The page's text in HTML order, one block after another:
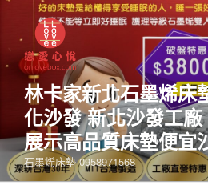
林卡家新北石墨烯床
化沙發 新北沙發工
展示高品質床墊便宜
石墨烯床墊 0958971568